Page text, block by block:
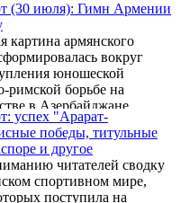
(30 июля): Гимн Армении
армянского
вокруг
юношеской
римской борьбе на
в Азербайджане,
в руководстве
комментариев
футбольного
результатов
на командном
успех "Арарат-
победы, титульные
и другое
читателей сводку
спортивном мире,
поступила на